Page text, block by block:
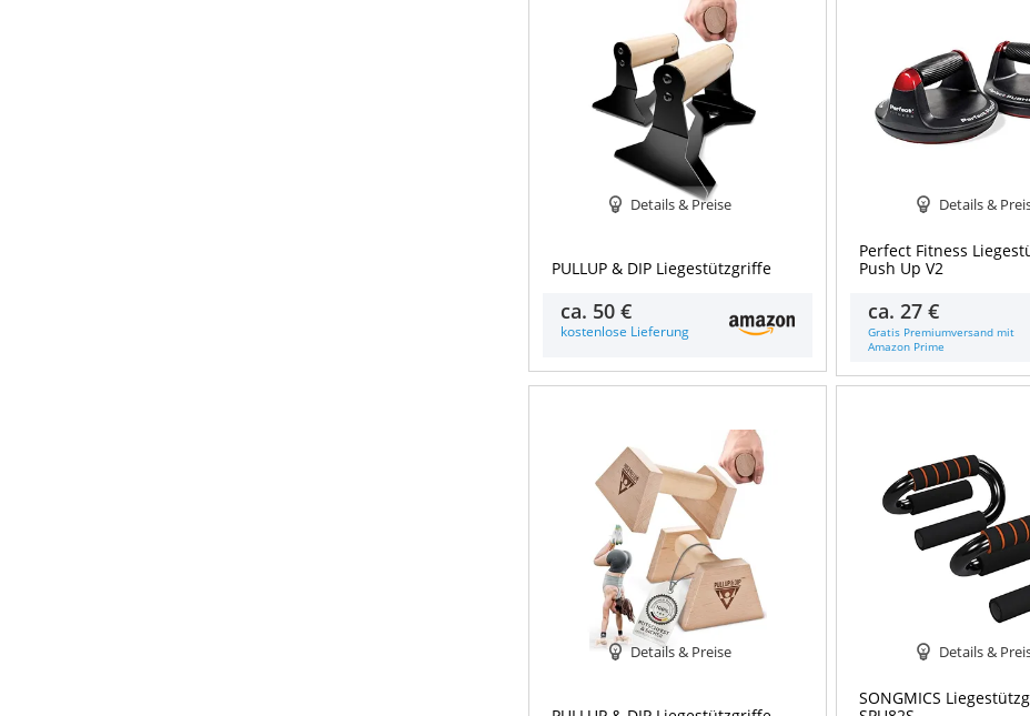
Details & Preise
PULLUP & DIP Liegestützgriffe
ca. 50 €
kostenlose Lieferung
Details &
Perfect Fitness
Push Up V2
ca.27 €
Gratis Premiumversand mit
Amazon Prime
Details & Preise Details &
SONGMICS